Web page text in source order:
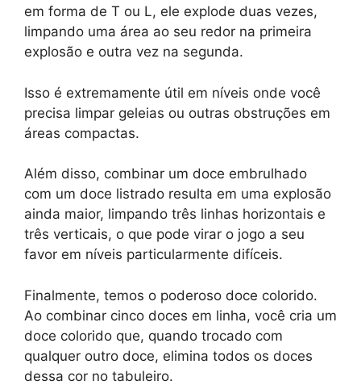
em forma de T ou L, ele explode duas vezes,
limpando uma área ao seu redor na primeira
explosão e outra vez na segunda.
Isso é extremamente útil em níveis onde você
precisa limpar geleias ou outras obstruções em
áreas compactas.
Além disso, combinar um doce embrulhado
com um doce listrado resulta em uma explosão
ainda maior, limpando três linhas horizontais e
três verticais, o que pode virar o jogo a seu
favor em níveis particularmente difíceis.
Finalmente, temos o poderoso doce colorido.
Ao combinar cinco doces em linha, você cria um
doce colorido que, quando trocado com
qualquer outro doce, elimina todos os doces
dessa cor no tabuleiro.